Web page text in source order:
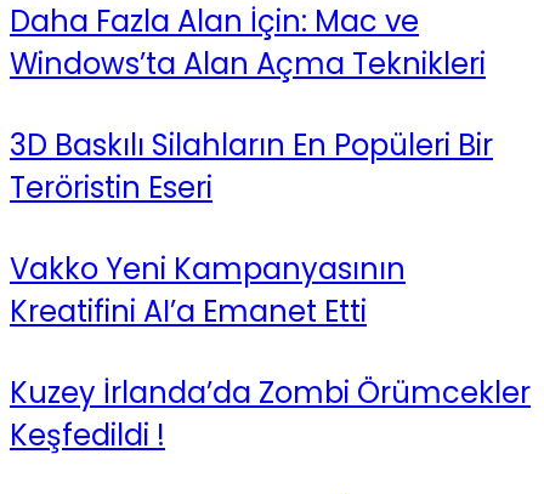
Daha Fazla Alan İçin: Mac ve
Windows’ta Alan Açma Teknikleri
3D Baskılı Silahların En Popüleri Bir
Teröristin Eseri
Vakko Yeni Kampanyasının
Kreatifini AI’a Emanet Etti
Kuzey İrlanda’da Zombi Örümcekler
Keşfedildi !